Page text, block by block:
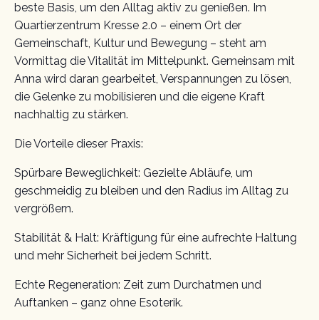
beste Basis, um den Alltag aktiv zu genießen. Im
Quartierzentrum Kresse 2.0 – einem Ort der
Gemeinschaft, Kultur und Bewegung – steht am
Vormittag die Vitalität im Mittelpunkt. Gemeinsam mit
Anna wird daran gearbeitet, Verspannungen zu lösen,
die Gelenke zu mobilisieren und die eigene Kraft
nachhaltig zu stärken.
Die Vorteile dieser Praxis:
Spürbare Beweglichkeit: Gezielte Abläufe, um
geschmeidig zu bleiben und den Radius im Alltag zu
vergrößern.
Stabilität & Halt: Kräftigung für eine aufrechte Haltung
und mehr Sicherheit bei jedem Schritt.
Echte Regeneration: Zeit zum Durchatmen und
Auftanken – ganz ohne Esoterik.